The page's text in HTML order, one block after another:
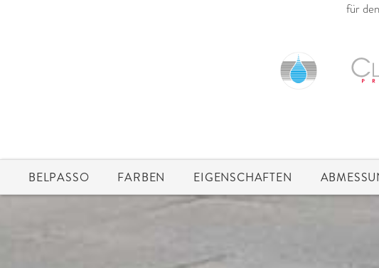
für
BELPASSO FARBEN EIGENSCHAFTEN